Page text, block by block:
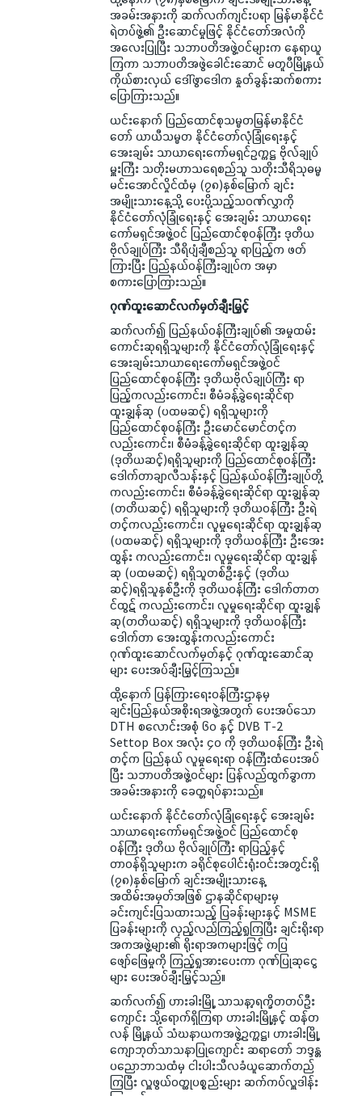
အခမ်းအနားကို ဆက်လက်ကျင်းပရာ မြန်မာနိုင်ငံ
ရဲတပ်ဖွဲ့၏ ဦးဆောင်မှုဖြင့် နိုင်ငံတော်အလံကို
အလေးပြုပြီး သဘာပတိအဖွဲ့ဝင်များက နေရာယူ
ကြကာ သဘာပတိအဖွဲခေါင်းဆောင် မတူပီမြို့နယ်
ကိုယ်စားလှယ် ဒေါ်ဖွာဒေါက နှုတ်ခွန်းဆက်စကား
ပြောကြားသည်။
ယင်းနောက် ပြည်ထောင်စုသမ္မတမြန်မာနိုင်ငံ
တော် ယာယီသမ္မတ နိုင်ငံတော်လုံခြုံရေးနှင့်
အေးချမ်း သာယာရေးကော်မရှင်ဥက္ကဋ္ဌ ဗိုလ်ချုပ်
မှူးကြီး သတိုးမဟာသရေစည်သူ သတိုးသီရိသုဓမ္မ
မင်းအောင်လှိုင်ထံမှ (၇၈)နှစ်မြောက် ချင်း
အမျိုးသားနေ့သို့ ပေးပို့သည့်သဝဏ်လွှာကို
နိုင်ငံတော်လုံခြုံရေးနှင့် အေးချမ်း သာယာရေး
ကော်မရှင်အဖွဲ့ဝင် ပြည်ထောင်စုဝန်ကြီး ဒုတိယ
ဗိုလ်ချုပ်ကြီး သီရိပျံချီစည်သူ ရာပြည့်က ဖတ်
ကြားပြီး ပြည်နယ်ဝန်ကြီးချုပ်က အမှာ
စကားပြောကြားသည်။
ဂုဏ်ထူးဆောင်လက်မှတ်ချီးမြှင့်
ဆက်လက်၍ ပြည်နယ်ဝန်ကြီးချုပ်၏ အမှုထမ်း
ကောင်းဆုရရှိသူများကို နိုင်ငံတော်လုံခြုံရေးနှင့်
အေးချမ်းသာယာရေးကော်မရှင်အဖွဲ့ဝင်
ပြည်ထောင်စုဝန်ကြီး ဒုတိယဗိုလ်ချုပ်ကြီး ရာ
ပြည့်ကလည်းကောင်း၊ စီမံခန့်ခွဲရေးဆိုင်ရာ
ထူးချွန်ဆု (ပထမဆင့်) ရရှိသူများကို
ပြည်ထောင်စုဝန်ကြီး ဦးမောင်မောင်တင့်က
လည်းကောင်း၊ စီမံခန့်ခွဲရေးဆိုင်ရာ ထူးချွန်ဆု
(ဒုတိယဆင့်)ရရှိသူများကို ပြည်ထောင်စုဝန်ကြီး
ဒေါက်တာချာလီသန်းနှင့် ပြည်နယ်ဝန်ကြီးချုပ်တို့
ကလည်းကောင်း၊ စီမံခန့်ခွဲရေးဆိုင်ရာ ထူးချွန်ဆု
(တတိယဆင့်) ရရှိသူများကို ဒုတိယဝန်ကြီး ဦးရဲ
တင့်ကလည်းကောင်း၊ လူမှုရေးဆိုင်ရာ ထူးချွန်ဆု
(ပထမဆင့်) ရရှိသူများကို ဒုတိယဝန်ကြီး ဦးအေး
ထွန်း ကလည်းကောင်း၊ လူမှုရေးဆိုင်ရာ ထူးချွန်
ဆု (ပထမဆင့်) ရရှိသူတစ်ဦးနှင့် (ဒုတိယ
ဆင့်)ရရှိသူနှစ်ဦးကို ဒုတိယဝန်ကြီး ဒေါက်တာတ
င်ထွဋ် ကလည်းကောင်း၊ လူမှုရေးဆိုင်ရာ ထူးချွန်
ဆု(တတိယဆင့်) ရရှိသူများကို ဒုတိယဝန်ကြီး
ဒေါက်တာ အေးထွန်းကလည်းကောင်း
ဂုဏ်ထူးဆောင်လက်မှတ်နှင့် ဂုဏ်ထူးဆောင်ဆု
များ ပေးအပ်ချီးမြှင့်ကြသည်။
ထို့နောက် ပြန်ကြားရေးဝန်ကြီးဌာနမှ
ချင်းပြည်နယ်အစိုးရအဖွဲ့အတွက် ပေးအပ်သော
DTH စလောင်းအစုံ ၆၀ နှင့် DVB T-2
Settop Box အလုံး ၄၀ ကို ဒုတိယဝန်ကြီး ဦးရဲ
တင့်က ပြည်နယ် လူမှုရေးရာ ဝန်ကြီးထံပေးအပ်
ပြီး သဘာပတိအဖွဲ့ဝင်များ ပြန်လည်ထွက်ခွာကာ
အခမ်းအနားကို ခေတ္တရပ်နားသည်။
ယင်းနောက် နိုင်ငံတော်လုံခြုံရေးနှင့် အေးချမ်း
သာယာရေးကော်မရှင်အဖွဲ့ဝင် ပြည်ထောင်စု
ဝန်ကြီး ဒုတိယ ဗိုလ်ချုပ်ကြီး ရာပြည့်နှင့်
တာဝန်ရှိသူများက ခရိုင်စုပေါင်းရုံးဝင်းအတွင်းရှိ
(၇၈)နှစ်မြောက် ချင်းအမျိုးသားနေ့
အထိမ်းအမှတ်အဖြစ် ဌာနဆိုင်ရာများမှ
ခင်းကျင်းပြသထားသည့် ပြခန်းများနှင့် MSME
ပြခန်းများကို လှည့်လည်ကြည့်ရှုကြပြီး ချင်းရိုးရာ
အကအဖွဲ့များ၏ ရိုးရာအကများဖြင့် ကပြ
ဖျော်ဖြေမှုကို ကြည့်ရှုအားပေးကာ ဂုဏ်ပြုဆုငွေ
များ ပေးအပ်ချီးမြှင့်သည်။
ဆက်လက်၍ ဟားခါးမြို့ သာသနာ့ရက္ခိတတပ်ဦး
ကျောင်း သို့ရောက်ရှိကြရာ ဟားခါးမြို့နှင့် ထန်တ
လန် မြို့နယ် သံဃနာယကအဖွဲ့ဥက္ကဋ္ဌ၊ ဟားခါးမြို့
ကျောဘုတ်သာသနာပြုကျောင်း ဆရာတော် ဘဒ္ဒန္တ
ပညောဘာသထံမှ ငါးပါးသီလခံယူဆောက်တည်
ကြပြီး လှူဖွယ်ဝတ္ထုပစ္စည်းများ ဆက်ကပ်လှူဒါန်း